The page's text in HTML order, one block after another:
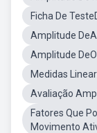
Ficha De
Amplitude
Amplitude
Medidas
Avaliação
Fatores Que
Movimento